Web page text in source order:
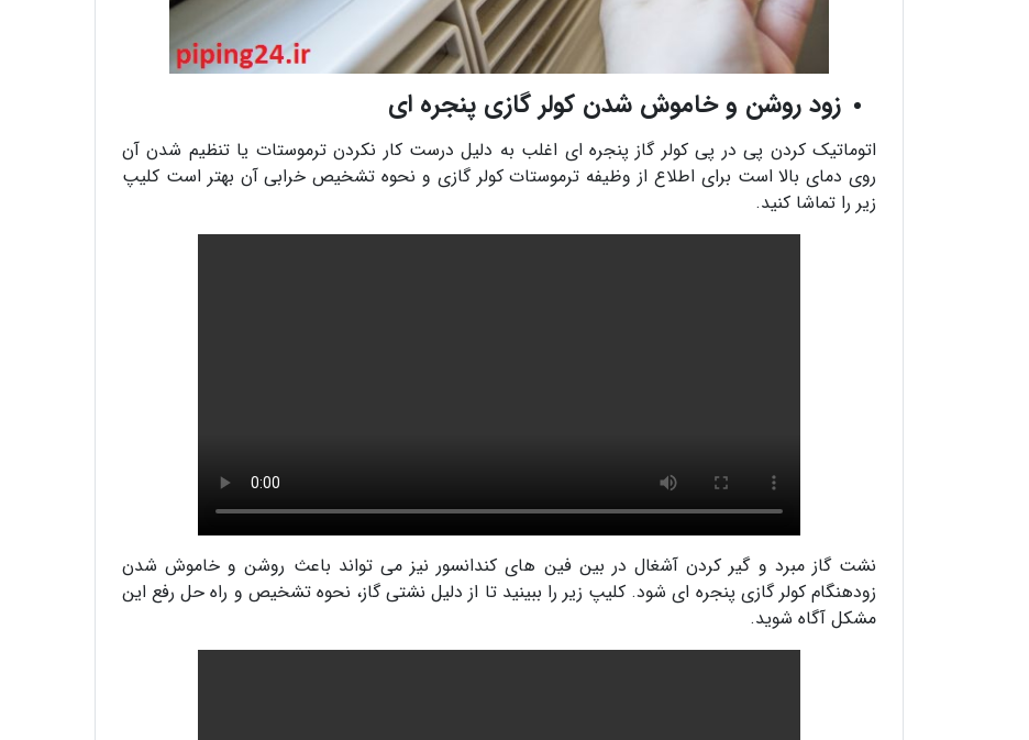
زود روشن و خاموش شدن کولر گازی پنجره ای
اتوماتیک کردن پی در پی کولر گاز پنجره ای اغلب به دلیل درست کار نکردن ترموستات یا تنظیم شدن آن
روی دمای بالا است برای اطلاع از وظیفه ترموستات کولر گازی و نحوه تشخیص خرابی آن بهتر است کلیپ
زیر را تماشا کنید.
نشت گاز مبرد و گیر کردن آشغال در بین فین های کندانسور نیز می تواند باعث روشن و خاموش شدن
زودهنگام کولر گازی پنجره ای شود. کلیپ زیر را ببینید تا از دلیل نشتی گاز، نحوه تشخیص و راه حل رفع این
مشکل آگاه شوید.